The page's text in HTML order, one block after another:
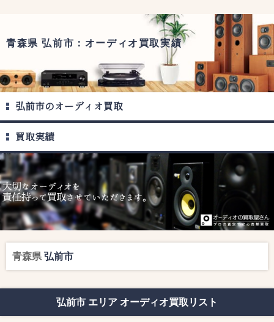
青森県 弘前市：オーディオ買取実績
弘前市のオーディオ買取
買取実績
青森県 弘前市
弘前市 エリア オーディオ買取リスト